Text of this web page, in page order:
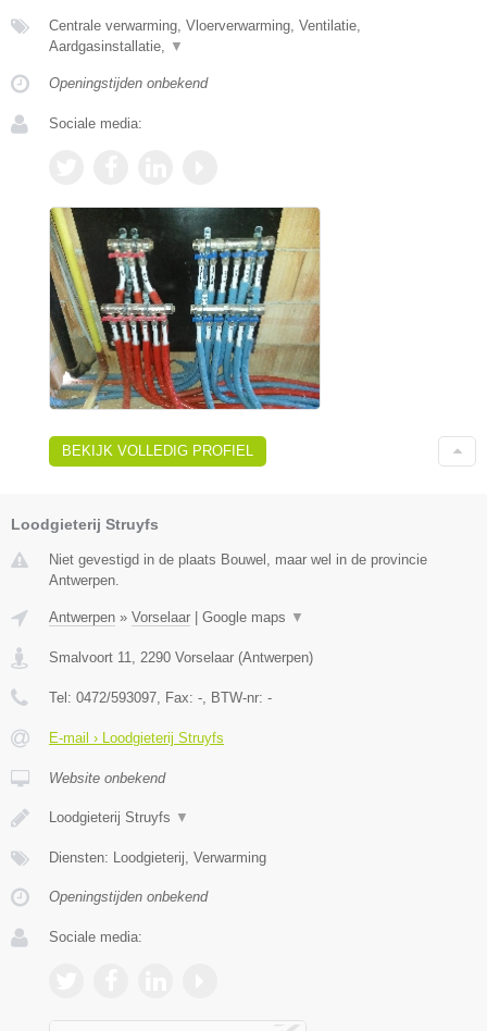
Centrale verwarming, Vloerverwarming, Ventilatie,
Aardgasinstallatie,
▼
Openingstijden onbekend
Sociale media:
BEKIJK VOLLEDIG PROFIEL
Loodgieterij Struyfs
Niet gevestigd in de plaats Bouwel, maar wel in de provincie
Antwerpen.
Antwerpen » Vorselaar Google maps ▼
Smalvoort 11, 2290 Vorselaar (Antwerpen)
Tel: 0472/593097, Fax: -, BTW-nr: -
E-mail › Loodgieterij Struyfs
Website onbekend
Loodgieterij Struyfs ▼
Diensten: Loodgieterij, Verwarming
Openingstijden onbekend
Sociale media: